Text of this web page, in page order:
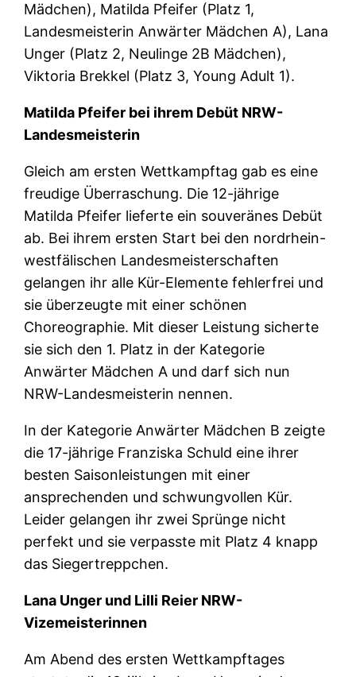
Mädchen), Matilda Pfeifer (Platz 1,
Landesmeisterin Anwärter Mädchen A), Lana
Unger (Platz 2, Neulinge 2B Mädchen),
Viktoria Brekkel (Platz 3, Young Adult 1).
Matilda Pfeifer bei ihrem Debüt NRW-
Landesmeisterin
Gleich am ersten Wettkampftag gab es eine
freudige Überraschung. Die 12-jährige
Matilda Pfeifer lieferte ein souveränes Debüt
ab. Bei ihrem ersten Start bei den nordrhein-
westfälischen Landesmeisterschaften
gelangen ihr alle Kür-Elemente fehlerfrei und
sie überzeugte mit einer schönen
Choreographie. Mit dieser Leistung sicherte
sie sich den 1. Platz in der Kategorie
Anwärter Mädchen A und darf sich nun
NRW-Landesmeisterin nennen.
In der Kategorie Anwärter Mädchen B zeigte
die 17-jährige Franziska Schuld eine ihrer
besten Saisonleistungen mit einer
ansprechenden und schwungvollen Kür.
Leider gelangen ihr zwei Sprünge nicht
perfekt und sie verpasste mit Platz 4 knapp
das Siegertreppchen.
Lana Unger und Lilli Reier NRW-
Vizemeisterinnen
Am Abend des ersten Wettkampftages